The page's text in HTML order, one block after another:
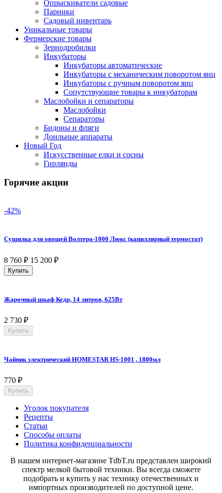
Опрыскиватели садовые
Парники
Садовый инвентарь
Уникальные товары
Фермерские товары
Зернодробилки
Инкубаторы
Инкубаторы автоматические
Инкубаторы с механическим поворотом яиц
Инкубаторы с ручным поворотом яиц
Сопутствующие товары к инкубаторам
Маслобойки и сепараторы
Маслобойки
Сепараторы
Бидоны и фляги
Доильные аппараты
Новый Год
Искусственные елки и сосны
Гирлянды
Горячие акции
-42%
Сушилка для овощей Волтера-1000 Люкс (капиллярный термостат)
8 760 ₽ 15 200 ₽
Купить
Жарочный шкаф Кедр, 14 литров, 625Вт
2 730 ₽
Купить
Чайник электрический HOMESTAR HS-1001 , 1800мл
770 ₽
Купить
Уголок покупателя
Рецепты
Статьи
Способы оплаты
Политика конфиденциальности
В нашем интернет-магазине TdbT.ru представлен широкий
спектр мелкой бытовой техники. Вы всегда сможете
подобрать и купить у нас технику отечественных и
импортных производителей по доступной цене.